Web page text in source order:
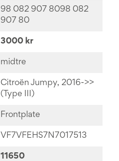
98 082 907 8098 082
907 80
3000 kr
midtre
Citroën Jumpy, 2016->>
(Type III)
Frontplate
VF7VFEHS7N7017513
11650